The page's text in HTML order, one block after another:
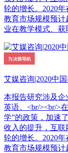
轮的增长。2020
教育市场规模预计
业在教学模式、
艾媒咨询|2020中
本报告研究涉及
英语。<br/><br/>
学”的政策，加速
收入的提升，互
轮的增长。2020
教育市场规模预计